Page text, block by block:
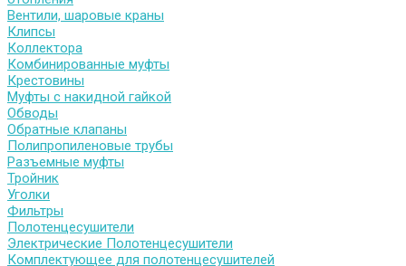
Вентили, шаровые краны
Клипсы
Коллектора
Комбинированные муфты
Крестовины
Муфты с накидной гайкой
Обводы
Обратные клапаны
Полипропиленовые трубы
Разъемные муфты
Тройник
Уголки
Фильтры
Полотенцесушители
Электрические Полотенцесушители
Комплектующее для полотенцесушителей